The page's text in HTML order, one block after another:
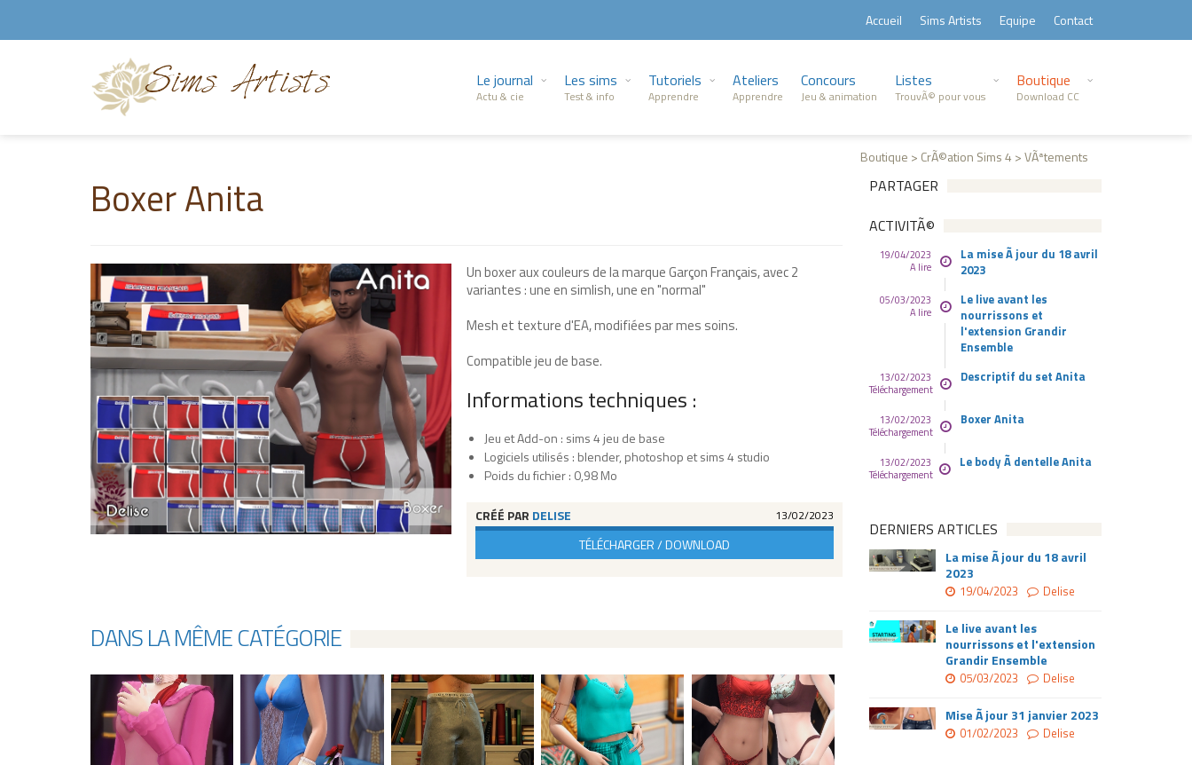
Accueil Sims Artists Equipe Contact
Le journal
Actu & cie
Les sims
Test & info
Tutoriels
Apprendre
Ateliers
Apprendre
Concours
Jeu & animation
Listes
TrouvÃ© pour vous
Boutique
Download CC
Boutique > CrÃ©ation Sims 4 > VÃªtements
Boxer Anita
Un boxer aux couleurs de la marque Garçon Français, avec 2
variantes : une en simlish, une en "normal"
Mesh et texture d'EA, modifiées par mes soins.
Compatible jeu de base.
Informations techniques :
Jeu et Add-on : sims 4 jeu de base
Logiciels utilisés : blender, photoshop et sims 4 studio
Poids du fichier : 0,98 Mo
CRÉÉ PAR DELISE 13/02/2023
TÉLÉCHARGER / DOWNLOAD
DANS LA MÊME CATÉGORIE
PARTAGER
ACTIVITÃ©
19/04/2023
A lire
La mise Ã jour du 18 avril
2023
05/03/2023
A lire
Le live avant les
nourrissons et
l'extension Grandir
Ensemble
13/02/2023
Téléchargement
Descriptif du set Anita
13/02/2023
Téléchargement
Boxer Anita
13/02/2023
Téléchargement
Le body Ã dentelle Anita
DERNIERS ARTICLES
La mise Ã jour du 18 avril
2023
19/04/2023 Delise
Le live avant les
nourrissons et l'extension
Grandir Ensemble
05/03/2023 Delise
Mise Ã jour 31 janvier 2023
01/02/2023 Delise